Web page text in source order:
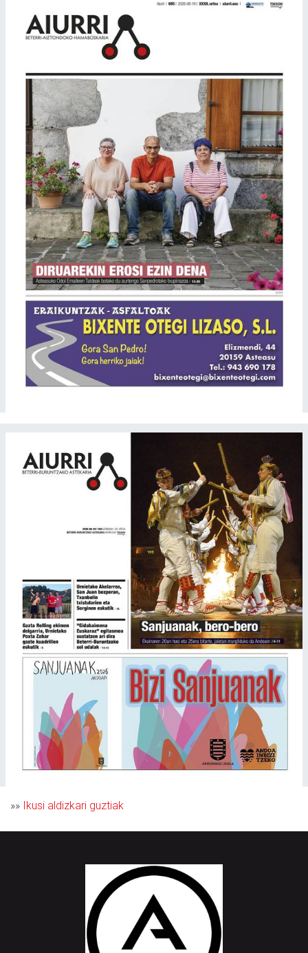
»» Ikusi aldizkari guztiak